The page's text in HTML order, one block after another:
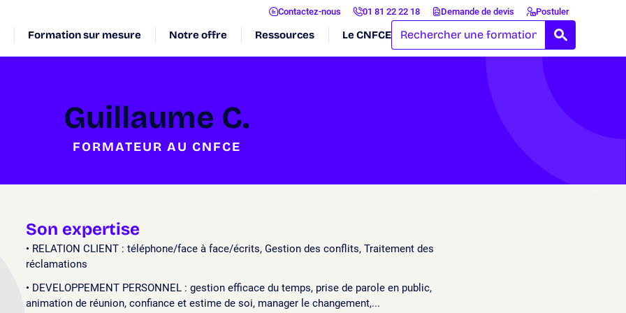
Contactez-nous 01 81 22 22 18 Demande de devis Postuler
Formation sur mesure Notre offre Ressources Le CNFCE
Guillaume C.
FORMATEUR AU CNFCE
Son expertise
RELATION CLIENT : téléphone/face à face/écrits, Gestion des conflits, Traitement des
réclamations
DEVELOPPEMENT PERSONNEL : gestion efficace du temps, prise de parole en public,
animation de réunion, confiance et estime de soi, manager le changement,...